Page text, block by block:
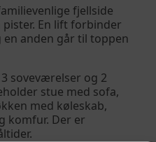
fjellside
En lift forbinder
en anden går til toppen
soveværelser og 2
stue med sofa,
med køleskab,
komfur. Der er